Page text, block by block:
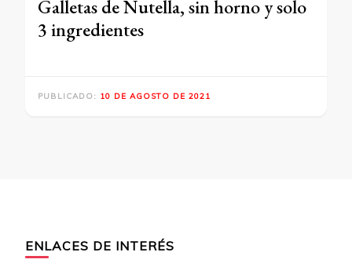
Galletas de Nutella, sin horno y solo
3 ingredientes
PUBLICADO: 10 DE AGOSTO DE 2021
ENLACES DE INTERÉS